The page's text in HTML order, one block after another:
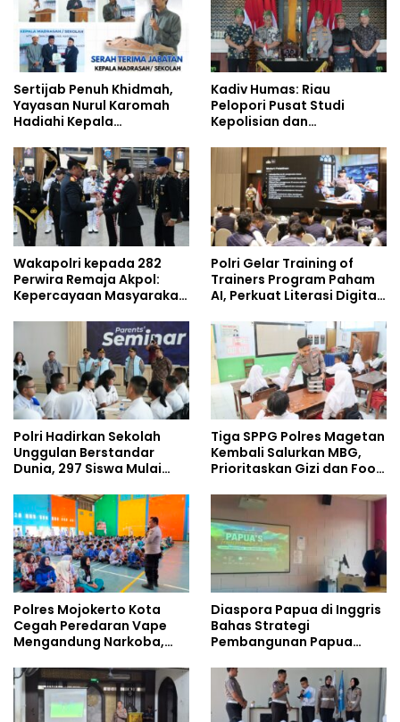
Sertijab Penuh Khidmah,
Yayasan Nurul Karomah
Hadiahi Kepala
Umrah
Kadiv Humas: Riau
Pelopori Pusat Studi
Kepolisian dan
Policing Masuki Babak
Wakapolri kepada 282
Perwira Remaja Akpol:
Kepercayaan Masyarakat
Polri Gelar Training of
Trainers Program Paham
AI, Perkuat Literasi Digital
Polri Hadirkan Sekolah
Unggulan Berstandar
Dunia, 297 Siswa Mulai
Tiga SPPG Polres Magetan
Kembali Salurkan MBG,
Prioritaskan Gizi dan Food
Polres Mojokerto Kota
Cegah Peredaran Vape
Mengandung Narkoba,
Kalangan Remaja
Diaspora Papua di Inggris
Bahas Strategi
Pembangunan Papua
Doktoral Internasional